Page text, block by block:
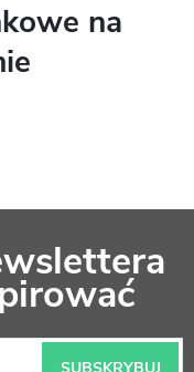
na